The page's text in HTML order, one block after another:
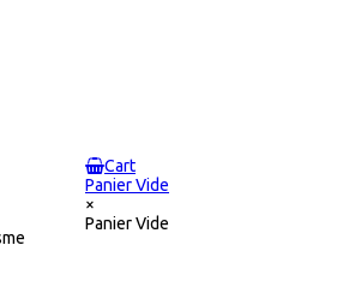
Cart
Panier Vide
×
Panier Vide